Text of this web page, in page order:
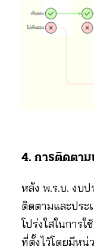
4. การติดตา
หลัง พ.ร.บ. งบ
ติดตามและประ
โปร่งใสในการ
ที่ตั้งไว้โดยมีหน่